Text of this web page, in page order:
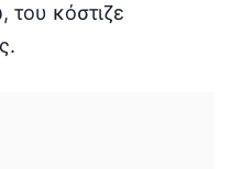
κόστιζε